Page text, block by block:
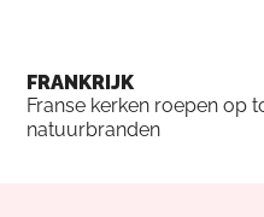
FRANKRIJK
Franse kerken roepen op
natuurbranden